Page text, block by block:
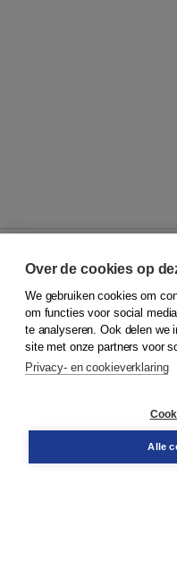
© 2026Koninklijke Boom
Klantenservice
Service & informatie
Contact
Over de cookies op
We gebruiken cookies om
om functies voor social
te analyseren. Ook delen we
site met onze partners voor
Privacy- en cookieverklaring
Alle